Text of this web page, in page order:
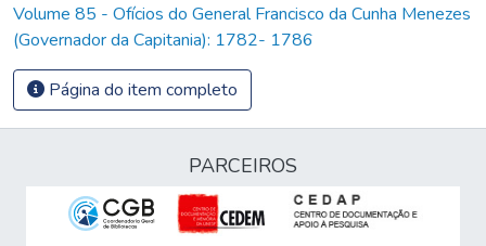
Volume 85 - Ofícios do General Francisco da Cunha Menezes
(Governador da Capitania): 1782- 1786
Página do item completo
PARCEIROS